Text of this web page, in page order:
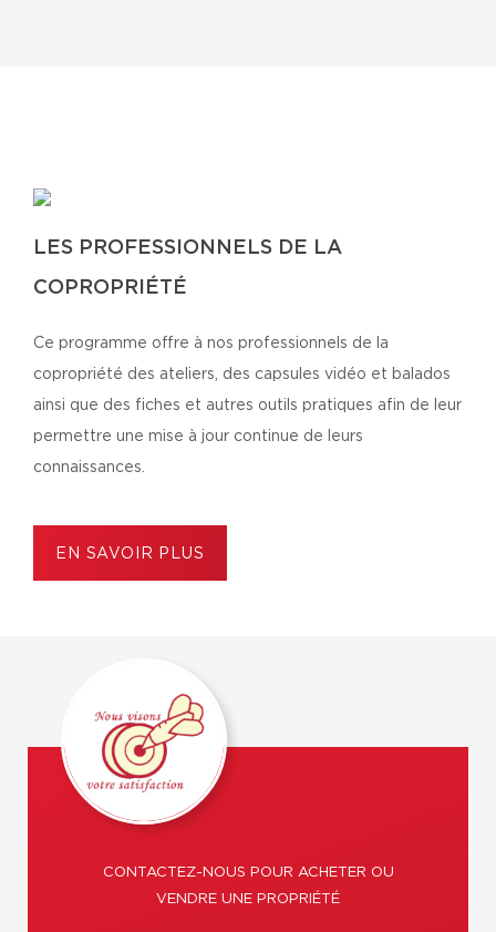
LES PROFESSIONNELS DE LA
COPROPRIÉTÉ
Ce programme offre à nos professionnels de la
copropriété des ateliers, des capsules vidéo et balados
ainsi que des fiches et autres outils pratiques afin de leur
permettre une mise à jour continue de leurs
connaissances.
EN SAVOIR PLUS
CONTACTEZ-NOUS POUR ACHETER OU
VENDRE UNE PROPRIÉTÉ